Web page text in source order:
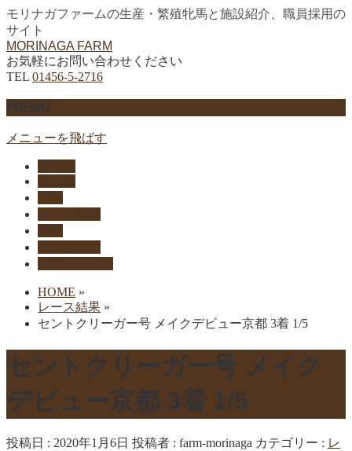
モリナガファームの生産・繁殖牝馬と施設紹介、職員採用の
サイト
MORINAGA FARM
お気軽にお問い合わせください
TEL 01456-5-2716
MENU
メニューを飛ばす
HOME »
レース結果 »
セントクリーガー号 メイクデビュー京都 3着 1/5
セントクリーガー号 メイク
デビュー京都 3着 1/5
投稿日 : 2020年1月6日 投稿者 : farm-morinaga カテゴリー : レ